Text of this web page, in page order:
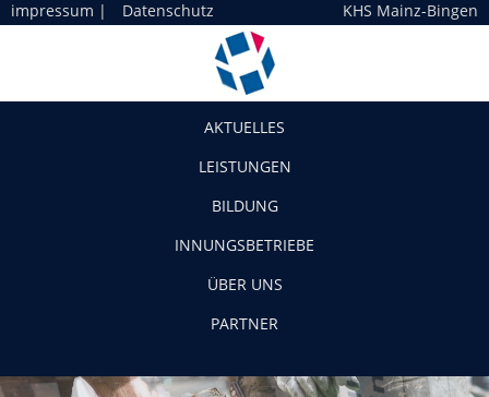
impressum | Datenschutz KHS Mainz-Bingen
AKTUELLES
LEISTUNGEN
BILDUNG
INNUNGSBETRIEBE
ÜBER UNS
PARTNER